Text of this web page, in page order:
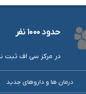
حدود ۱۰۰۰ نفر
در مرکز سی اف ثبت
درمان ها و داروهای جدید